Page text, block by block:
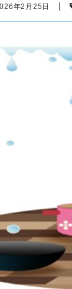
年2月25日 |